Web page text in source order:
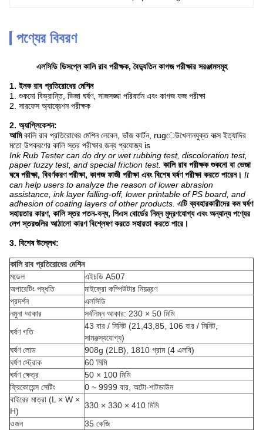
পণ্যের বিবরণ
এলসিডি ডিসপ্লে কালি রাব পরীক্ষক, বৈদ্যুতিন কাগজ পরীক্ষার সরঞ্জামসমূহ
1. ইনক রাব প্রতিরোধের মেশিন
1. শুকনো বিভ্রান্তি, ভিজা ঘর্ষণ, সাজসজ্জা পরিবর্তন এবং কাগজ ফজ পরীক্ষা
2. সারফেস অ্যাব্রেশন পরীক্ষক
2. অ্যাপ্লিকেশন:
আমিকালি রাব প্রতিরোধের মেশিন লেবেল, ভাঁজ কার্টন, rugেউখেলানযুক্ত বাক্স ইত্যাদির
মতো উপকরণের কালি স্তর পরীক্ষার জন্য প্রযোজ্য is
Ink Rub Tester can do dry or wet rubbing test, discoloration test,
paper fuzzy test, and special friction test. কালি রাব পরীক্ষক শুকনো বা ভেজা
ঘষে পরীক্ষা, বিবর্ণকরণ পরীক্ষা, কাগজ ফাজী পরীক্ষা এবং বিশেষ ঘর্ষণ পরীক্ষা করতে পারেন। It
can help users to analyze the reason of lower abrasion
assistance, ink layer falling-off, lower printable of PS board, and
adhesion of coating layers of other products. এটি ব্যবহারকারীদের কম ঘর্ষণ
সহায়তার কারণ, কালি স্তর পতন-বন্ধ, পিএস বোর্ডের নিম্ন মুদ্রণযোগ্য এবং অন্যান্য পণ্যের
লেপ স্তরগুলির আঠালো কারণ বিশ্লেষণ করতে সহায়তা করতে পারে।
3. বিশেষ উল্লেখ:
কালি রাব প্রতিরোধের মেশিন
মডেল
এইচডি A507
অপারেটিং পদ্ধতি
মাইক্রো কম্পিউটার নিয়ন্ত্রণ
প্রদর্শন
এলসিডি
নমুনা আকার
সর্বনিম্ন আকার: 230 × 50 মিমি
ঘর্ষণ গতি
43 বার / মিনিট (21,43,85, 106 বার / মিনিট,
সামঞ্জস্যযোগ্য)
ঘর্ষণ লোড
908g (2LB), 1810 গ্রাম (4 এলবি)
ঘর্ষণ স্ট্রোক
60 মিমি
ঘর্ষণ ক্ষেত্র
50 × 100 মিমি
ফ্রিকোয়েন্স সেটিং
0 ~ 9999 বার, অটো-শাটডাউন
বাইরের মাত্রা (L × W ×
H)
330 × 330 × 410 মিমি
ওজন
35 কেজি